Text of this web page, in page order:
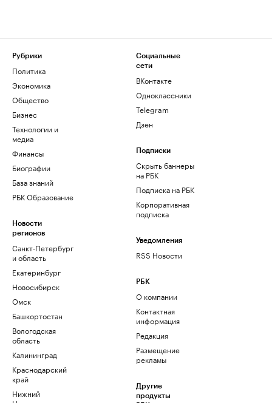
Рубрики
Политика
Экономика
Общество
Бизнес
Технологии и
медиа
Финансы
Биографии
База знаний
РБК Образование
Новости
регионов
Санкт-Петербург
и область
Екатеринбург
Новосибирск
Омск
Башкортостан
Вологодская
область
Калининград
Краснодарский
край
Нижний
Социальные
сети
ВКонтакте
Одноклассники
Telegram
Дзен
Подписки
Скрыть баннеры
на РБК
Подписка на РБК
Корпоративная
подписка
Уведомления
RSS Новости
РБК
О компании
Контактная
информация
Редакция
Размещение
рекламы
Другие
продукты